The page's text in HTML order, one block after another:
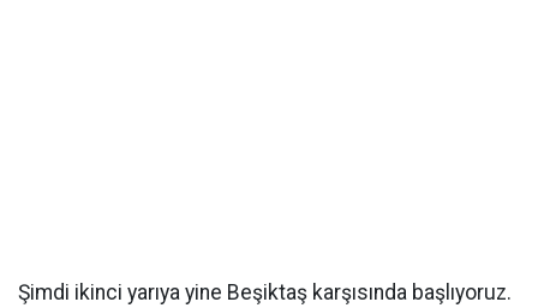
Şimdi ikinci yarıya yine Beşiktaş karşısında başlıyoruz.